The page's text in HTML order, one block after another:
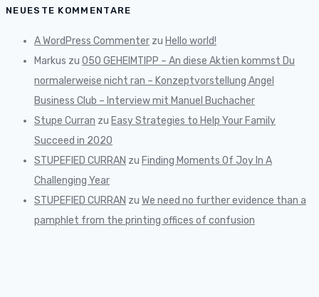
NEUESTE KOMMENTARE
A WordPress Commenter zu Hello world!
Markus zu 050 GEHEIMTIPP – An diese Aktien kommst Du
normalerweise nicht ran – Konzeptvorstellung Angel
Business Club – Interview mit Manuel Buchacher
Stupe Curran zu Easy Strategies to Help Your Family
Succeed in 2020
STUPEFIED CURRAN zu Finding Moments Of Joy In A
Challenging Year
STUPEFIED CURRAN zu We need no further evidence than a
pamphlet from the printing offices of confusion